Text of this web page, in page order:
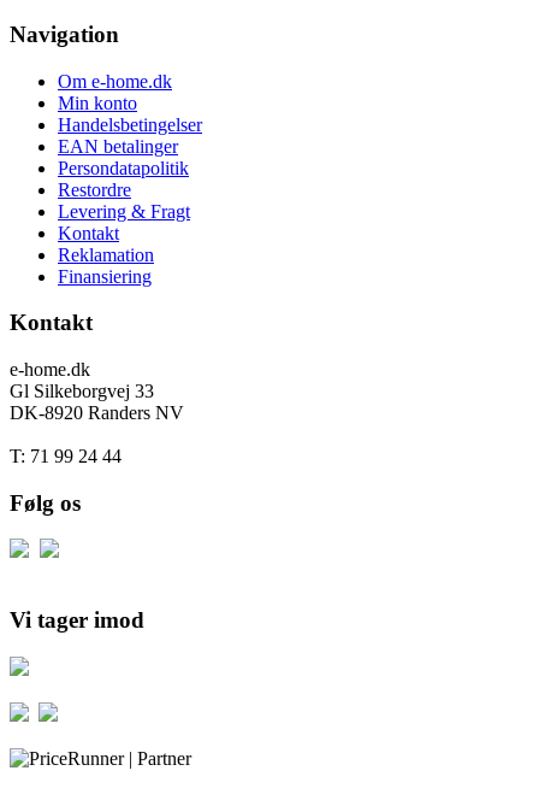
Navigation
Om e-home.dk
Min konto
Handelsbetingelser
EAN betalinger
Persondatapolitik
Restordre
Levering & Fragt
Kontakt
Reklamation
Finansiering
Kontakt
e-home.dk
Gl Silkeborgvej 33
DK-8920 Randers NV
T: 71 99 24 44
Følg os
Vi tager imod